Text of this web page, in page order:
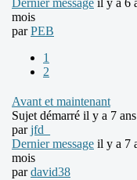
Dernier message il y a 6
mois
parPEB
1
2
Avant et maintenant
Sujet démarré il y a 7
parjfd_
Dernier message il y a 7
mois
pardavid38